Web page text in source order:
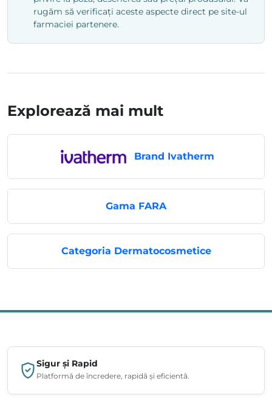
rugăm să verificați aceste aspecte direct pe site-ul
farmaciei partenere.
Explorează mai mult
Brand Ivatherm
Gama FARA
Categoria Dermatocosmetice
Sigur și Rapid
Platformă de încredere, rapidă și eficientă.